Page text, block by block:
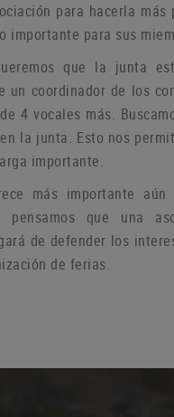
para hacerla
importante para sus
que la junta
un coordinador de los
4 vocales más.
la junta. Esto nos
importante.
más importante
pensamos que una
de defender los
de ferias.